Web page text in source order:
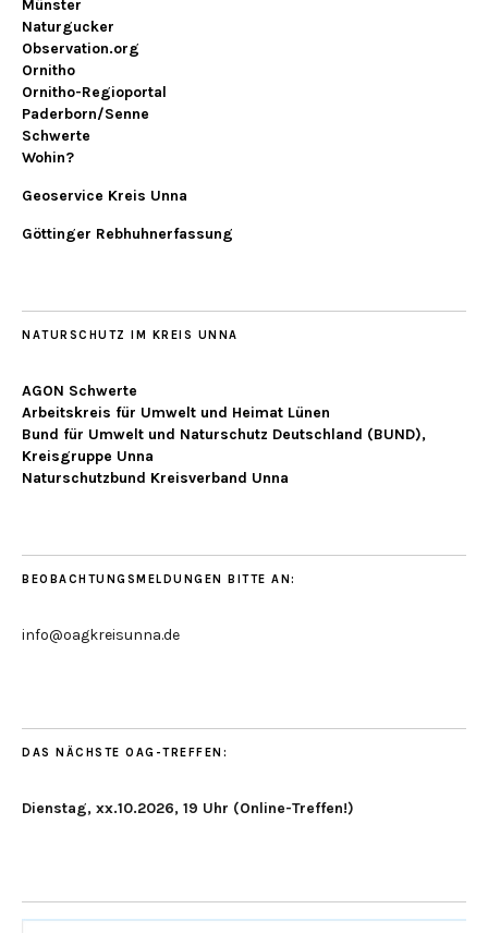
Münster
Naturgucker
Observation.org
Ornitho
Ornitho-Regioportal
Paderborn/Senne
Schwerte
Wohin?
Geoservice Kreis Unna
Göttinger Rebhuhnerfassung
NATURSCHUTZ IM KREIS UNNA
AGON Schwerte
Arbeitskreis für Umwelt und Heimat Lünen
Bund für Umwelt und Naturschutz Deutschland (BUND),
Kreisgruppe Unna
Naturschutzbund Kreisverband Unna
BEOBACHTUNGSMELDUNGEN BITTE AN:
info@oagkreisunna.de
DAS NÄCHSTE OAG-TREFFEN:
Dienstag, xx.10.2026, 19 Uhr (Online-Treffen!)